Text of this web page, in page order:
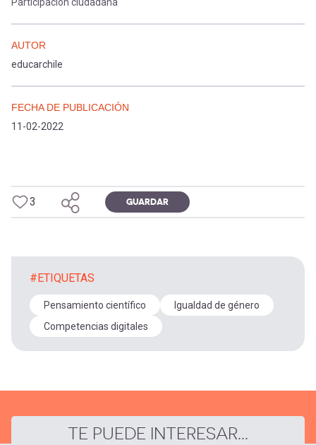
AUTOR
educarchile
FECHA DE PUBLICACIÓN
11-02-2022
3 GUARDAR
#ETIQUETAS
Pensamiento científico
Igualdad de género
Competencias digitales
TE PUEDE INTERESAR...